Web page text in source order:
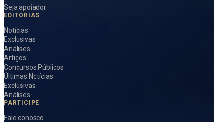
Seja apoiador
EDITORIAS
Notícias
Exclusivas
Análises
Artigos
Concursos Públicos
Últimas Notícias
Exclusivas
Análises
PARTICIPE
Fale conosco